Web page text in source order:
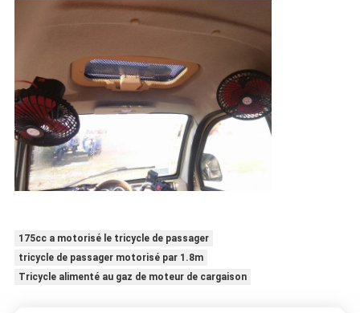
175cc a motorisé le tricycle de passager
tricycle de passager motorisé par 1.8m
Tricycle alimenté au gaz de moteur de cargaison